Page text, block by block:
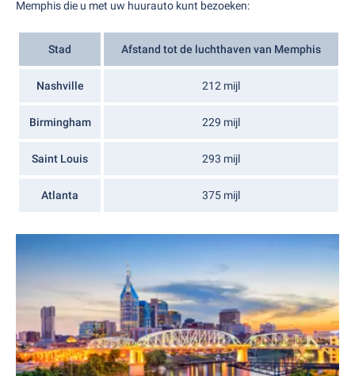
Memphis die u met uw huurauto kunt bezoeken:
Stad Afstand tot de luchthaven van Memphis
Nashville 212 mijl
Birmingham 229 mijl
Saint Louis 293 mijl
Atlanta 375 mijl